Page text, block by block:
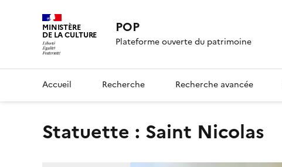
MINISTÈRE
DE LA CULTURE POP
Plateforme ouverte du patrimoine
Accueil Recherche Recherche avancée
Statuette : Saint Nicolas